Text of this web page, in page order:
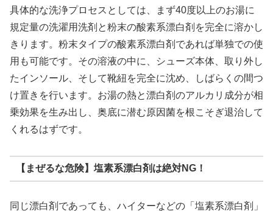
具体的な洗浄プロセスとしては、まず40度以上のお湯に
規定量の洗濯用洗剤と粉末の酸素系漂白剤を完全に溶かし
きります。粉末タイプの酸素系漂白剤であれば単独での使
用も可能です。その溶液の中に、シューズ本体、取り外し
たインソール、そして靴紐を完全に沈め、しばらくの間つ
け置きを行います。お湯の熱と漂白剤のアルカリ成分が相
乗効果を生み出し、奥底に潜む原因菌を根こそぎ退治して
くれるはずです。
【まぜるな危険】塩素系漂白剤は絶対NG！
同じ漂白剤であっても、ハイターなどの「塩素系漂白剤」